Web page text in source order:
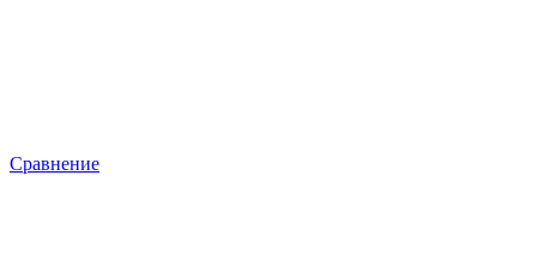
Сравнение